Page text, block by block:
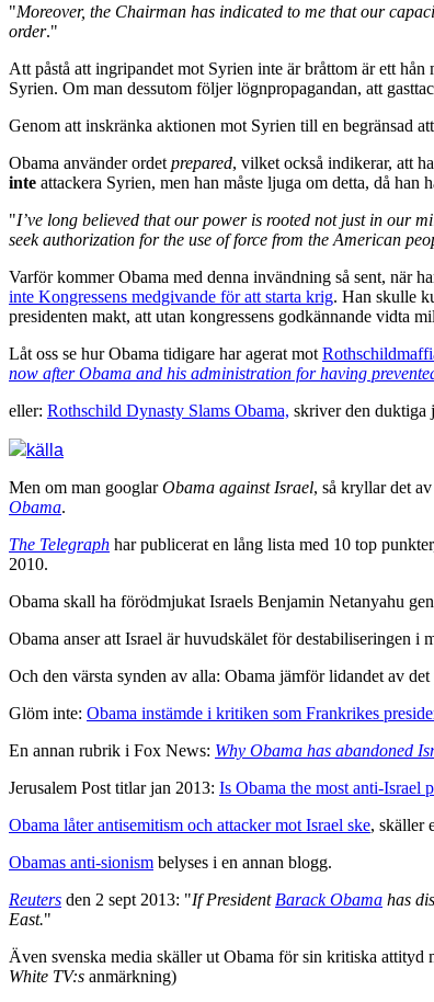
"Moreover, the Chairman has indicated to me that our
order."
Att påstå att ingripandet mot Syrien inte är bråttom är ett
Syrien. Om man dessutom följer lögnpropagandan, att
Genom att inskränka aktionen mot Syrien till en begränsad
Obama använder ordet prepared, vilket också indikerar, att
inte attackera Syrien, men han måste ljuga om detta, då han
"I’ve long believed that our power is rooted not just in our
seek authorization for the use of force from the American
Varför kommer Obama med denna invändning så sent, när
inte Kongressens medgivande för att starta krig. Han skulle
presidenten makt, att utan kongressens godkännande vidta
Låt oss se hur Obama tidigare har agerat mot
now after Obama and his administration for having
eller: Rothschild Dynasty Slams Obama, skriver den duktiga
källa
Men om man googlarObama against Israel, så kryllar det
Obama.
The Telegraph har publicerat en lång lista med 10 top
2010.
Obama skall ha förödmjukat Israels Benjamin Netanyahu
Obama anser att Israel är huvudskälet för destabiliseringen i
Och den värsta synden av alla: Obama jämför lidandet av
Glöm inte: Obama instämde i kritiken som Frankrikes
En annan rubrik i Fox News: Why Obama has abandoned
Jerusalem Post titlar jan 2013: Is Obama the most anti-Israel
Obama låter antisemitism och attacker mot Israel ske, skäller
Obamas anti-sionism belyses i en annan blogg.
Reuters den 2 sept 2013: "If President Barack Obama has
East."
Även svenska media skäller ut Obama för sin kritiska attityd
White TV:s anmärkning)